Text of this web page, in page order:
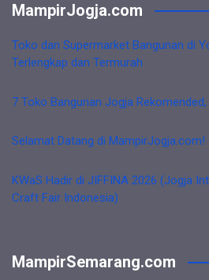
MampirJogja.com
Toko dan Supermarket Bangunan di
Terlengkap dan Termurah
7 Toko Bangunan Jogja
Selamat Datang di MampirJogja.com!
KWaS Hadir di JIFFINA 2026 (Jogja
Craft Fair Indonesia)
MampirSemarang.com